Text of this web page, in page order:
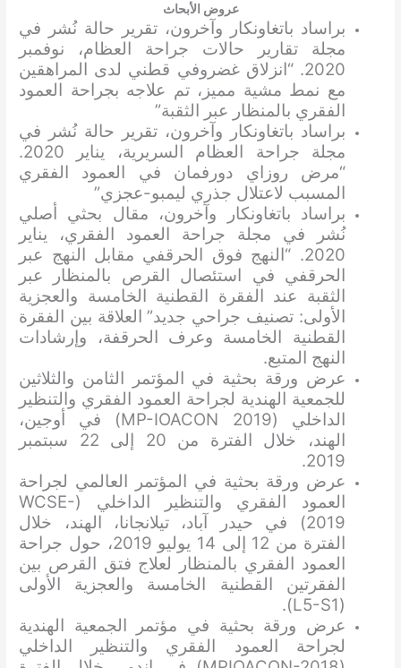
عروض الأبحاث
براساد باتغاونكار وآخرون، تقرير حالة نُشر في
مجلة تقارير حالات جراحة العظام، نوفمبر
2020. “انزلاق غضروفي قطني لدى المراهقين
مع نمط مشية مميز، تم علاجه بجراحة العمود
الفقري بالمنظار عبر الثقبة”
براساد باتغاونكار وآخرون، تقرير حالة نُشر في
مجلة جراحة العظام السريرية، يناير 2020.
“مرض روزاي دورفمان في العمود الفقري
المسبب لاعتلال جذري ليمبو-عجزي”
براساد باتغاونكار وآخرون، مقال بحثي أصلي
نُشر في مجلة جراحة العمود الفقري، يناير
2020. “النهج فوق الحرقفي مقابل النهج عبر
الحرقفي في استئصال القرص بالمنظار عبر
الثقبة عند الفقرة القطنية الخامسة والعجزية
الأولى: تصنيف جراحي جديد” العلاقة بين الفقرة
القطنية الخامسة وعرف الحرقفة، وإرشادات
النهج المتبع.
عرض ورقة بحثية في المؤتمر الثامن والثلاثين
للجمعية الهندية لجراحة العمود الفقري والتنظير
الداخلي (MP-IOACON 2019) في أوجين،
الهند، خلال الفترة من 20 إلى 22 سبتمبر
2019.
عرض ورقة بحثية في المؤتمر العالمي لجراحة
العمود الفقري والتنظير الداخلي (WCSE-
2019) في حيدر آباد، تيلانجانا، الهند، خلال
الفترة من 12 إلى 14 يوليو 2019، حول جراحة
العمود الفقري بالمنظار لعلاج فتق القرص بين
الفقرتين القطنية الخامسة والعجزية الأولى
(L5-S1).
عرض ورقة بحثية في مؤتمر الجمعية الهندية
لجراحة العمود الفقري والتنظير الداخلي